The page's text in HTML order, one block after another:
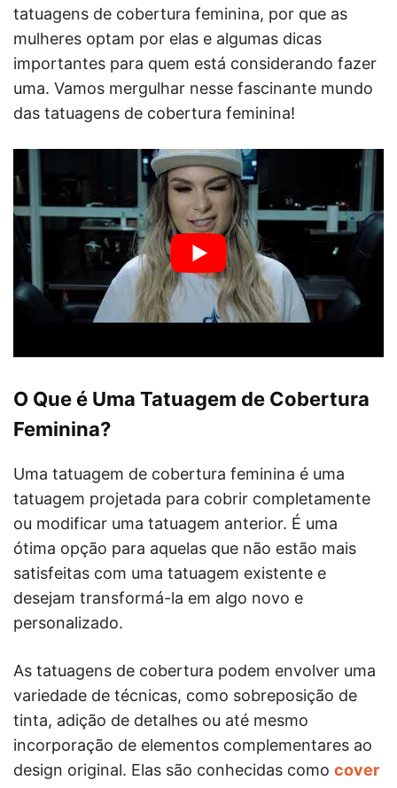
tatuagens de cobertura feminina, por que as
mulheres optam por elas e algumas dicas
importantes para quem está considerando fazer
uma. Vamos mergulhar nesse fascinante mundo
das tatuagens de cobertura feminina!
O Que é Uma Tatuagem de Cobertura
Feminina?
Uma tatuagem de cobertura feminina é uma
tatuagem projetada para cobrir completamente
ou modificar uma tatuagem anterior. É uma
ótima opção para aquelas que não estão mais
satisfeitas com uma tatuagem existente e
desejam transformá-la em algo novo e
personalizado.
As tatuagens de cobertura podem envolver uma
variedade de técnicas, como sobreposição de
tinta, adição de detalhes ou até mesmo
incorporação de elementos complementares ao
design original. Elas são conhecidas como cover